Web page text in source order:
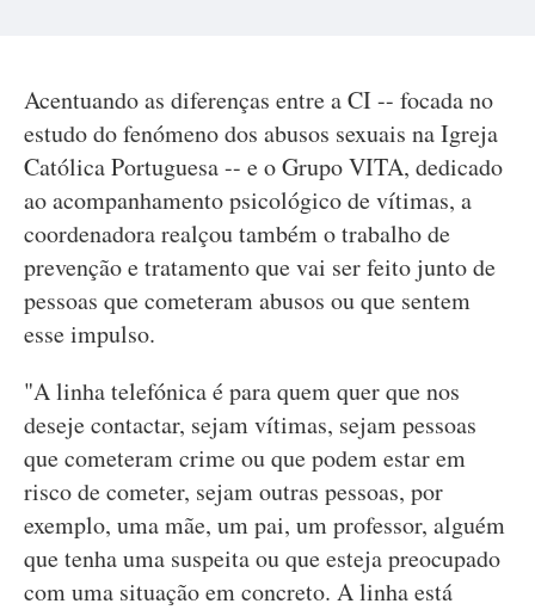
Acentuando as diferenças entre a CI -- focada no
estudo do fenómeno dos abusos sexuais na Igreja
Católica Portuguesa -- e o Grupo VITA, dedicado
ao acompanhamento psicológico de vítimas, a
coordenadora realçou também o trabalho de
prevenção e tratamento que vai ser feito junto de
pessoas que cometeram abusos ou que sentem
esse impulso.
"A linha telefónica é para quem quer que nos
deseje contactar, sejam vítimas, sejam pessoas
que cometeram crime ou que podem estar em
risco de cometer, sejam outras pessoas, por
exemplo, uma mãe, um pai, um professor, alguém
que tenha uma suspeita ou que esteja preocupado
com uma situação em concreto. A linha está